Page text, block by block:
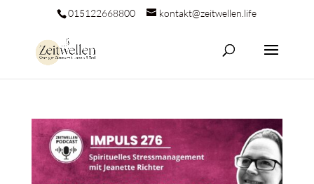
015122668800 kontakt@zeitwellen.life